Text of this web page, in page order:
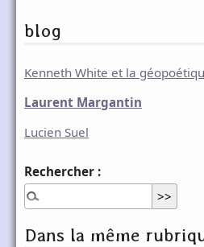
blog
Kenneth White et la
Laurent Margantin
Lucien Suel
Rechercher :
Dans la même